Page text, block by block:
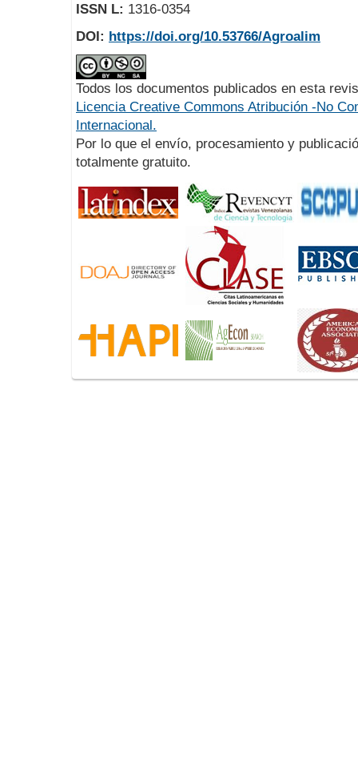
ISSN L: 1316-0354
DOI: https://doi.org/10.53766/Agroalim
Todos los documentos publicados en esta
Licencia Creative Commons Atribución -No
Internacional.
Por lo que el envío, procesamiento y
totalmente gratuito.